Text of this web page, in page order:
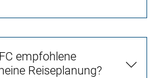
empfohlene
Reiseplanung?